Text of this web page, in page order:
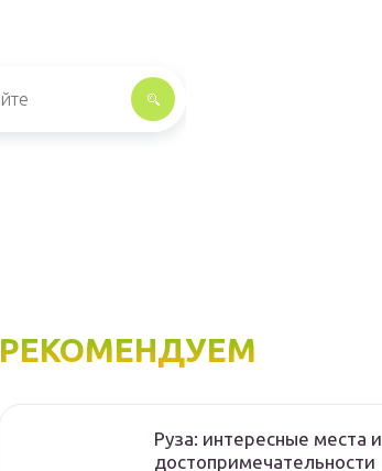
РЕКОМЕНДУЕМ
Руза: интересные места и
достопримечательности